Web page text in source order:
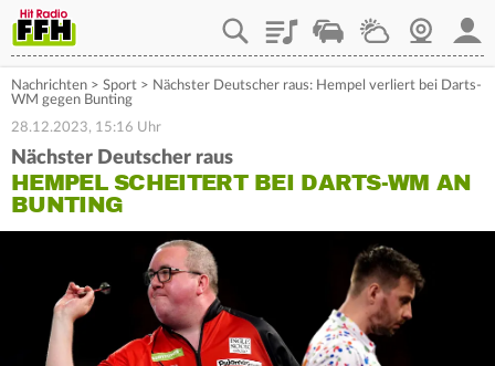
PlaylistStaupilotWetterWebcam
Nachrichten > Sport > Nächster Deutscher raus: Hempel verliert bei Darts-
WM gegen Bunting
28.12.2023, 15:16 Uhr
Nächster Deutscher raus
HEMPEL SCHEITERT BEI DARTS-WM AN
BUNTING